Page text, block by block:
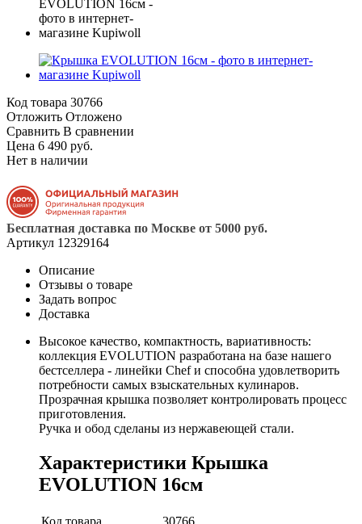
Код товара 30766
Отложить Отложено
Сравнить В сравнении
Цена 6 490 руб.
Нет в наличии
Бесплатная доставка по Москве от 5000 руб.
Артикул 12329164
Описание
Отзывы о товаре
Задать вопрос
Доставка
Высокое качество, компактность, вариативность:
коллекция EVOLUTION разработана на базе нашего
бестселлера - линейки Chef и способна удовлетворить
потребности самых взыскательных кулинаров.
Прозрачная крышка позволяет контролировать процесс
приготовления.
Ручка и обод сделаны из нержавеющей стали.
Характеристики Крышка
EVOLUTION 16см
Код товара
30766